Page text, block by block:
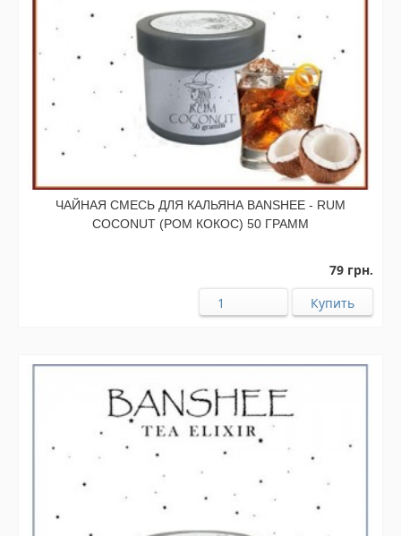
ЧАЙНАЯ СМЕСЬ ДЛЯ КАЛЬЯНА BANSHEE - RUM
COCONUT (РОМ КОКОС) 50 ГРАММ
79 грн.